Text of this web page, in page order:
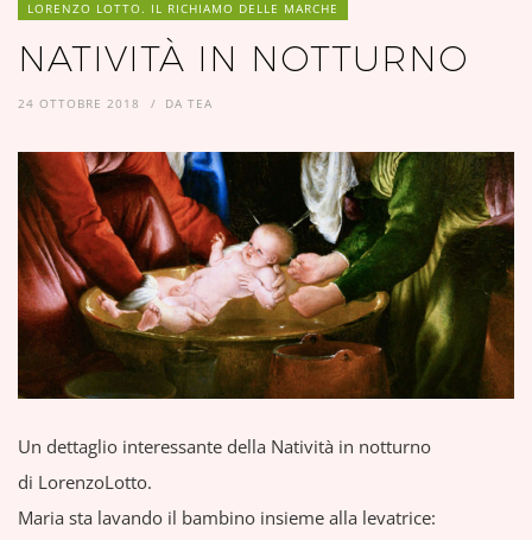
LORENZO LOTTO. IL RICHIAMO DELLE MARCHE
NATIVITÀ IN NOTTURNO
24 OTTOBRE 2018 DA TEA
Un dettaglio interessante della Natività in notturno
di LorenzoLotto.
Maria sta lavando il bambino insieme alla levatrice: